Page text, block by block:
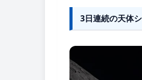
3日連続の天体